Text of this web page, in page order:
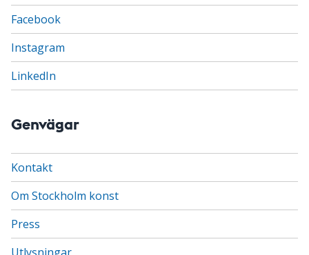
Facebook
Instagram
LinkedIn
Genvägar
Kontakt
Om Stockholm konst
Press